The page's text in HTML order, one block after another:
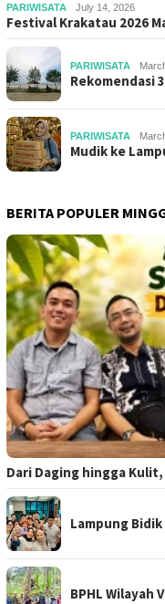
PARIWISATA July 14, 2026
Festival Krakatau 2026
PARIWISATA
Rekomendasi
PARIWISATA
Mudik ke
BERITA POPULER
Dari Daging hingga
Lampung
BPHL Wilayah